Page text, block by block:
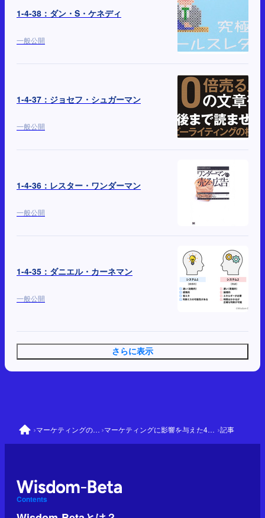
1-4-38：ダン・S・ケネディ
一般公開
1-4-37：ジョセフ・シュガーマン
一般公開
1-4-36：レスター・ワンダーマン
一般公開
1-4-35：ダニエル・カーネマン
一般公開
さらに表示
› マーケティングの大前提 › マーケティングに影響を与えた41人と理論 ›記事
Contents